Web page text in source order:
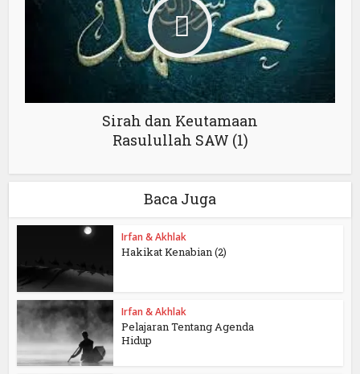
Sirah dan Keutamaan
Rasulullah SAW (1)
Baca Juga
Irfan & Akhlak
Hakikat Kenabian (2)
Irfan & Akhlak
Pelajaran Tentang Agenda
Hidup